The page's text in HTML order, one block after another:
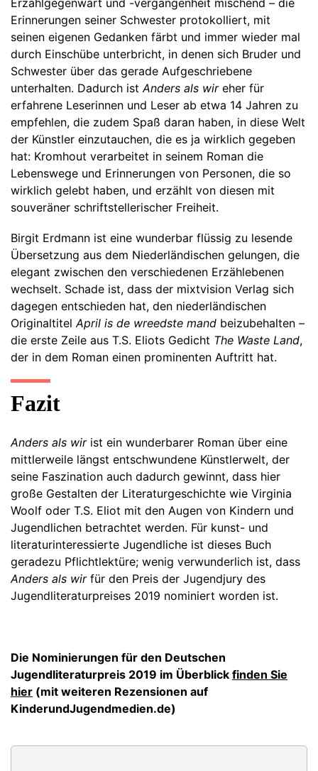
Erinnerungen seiner Schwester protokolliert, mit
seinen eigenen Gedanken färbt und immer wieder mal
durch Einschübe unterbricht, in denen sich Bruder und
Schwester über das gerade Aufgeschriebene
unterhalten. Dadurch ist Anders als wireher für
erfahrene Leserinnen und Leser ab etwa 14 Jahren zu
empfehlen, die zudem Spaß daran haben, in diese Welt
der Künstler einzutauchen, die es ja wirklich gegeben
hat: Kromhout verarbeitet in seinem Roman die
Lebenswege und Erinnerungen von Personen, die so
wirklich gelebt haben, und erzählt von diesen mit
souveräner schriftstellerischer Freiheit.
Birgit Erdmann ist eine wunderbar flüssig zu lesende
Übersetzung aus dem Niederländischen gelungen, die
elegant zwischen den verschiedenen Erzählebenen
wechselt. Schade ist, dass der mixtvision Verlag sich
dagegen entschieden hat, den niederländischen
OriginaltitelApril is de wreedste mand beizubehalten –
die erste Zeile aus T.S. Eliots Gedicht The Waste Land,
der in dem Roman einen prominenten Auftritt hat.
Fazit
Anders als wirist ein wunderbarer Roman über eine
mittlerweile längst entschwundene Künstlerwelt, der
seine Faszination auch dadurch gewinnt, dass hier
große Gestalten der Literaturgeschichte wie Virginia
Woolf oder T.S. Eliot mit den Augen von Kindern und
Jugendlichen betrachtet werden. Für kunst- und
literaturinteressierte Jugendliche ist dieses Buch
geradezu Pflichtlektüre; wenig verwunderlich ist, dass
Anders als wirfür den Preis der Jugendjury des
Jugendliteraturpreises 2019 nominiert worden ist.
Die Nominierungen für den Deutschen
Jugendliteraturpreis 2019 im Überblick finden Sie
hier (mit weiteren Rezensionen auf
KinderundJugendmedien.de)